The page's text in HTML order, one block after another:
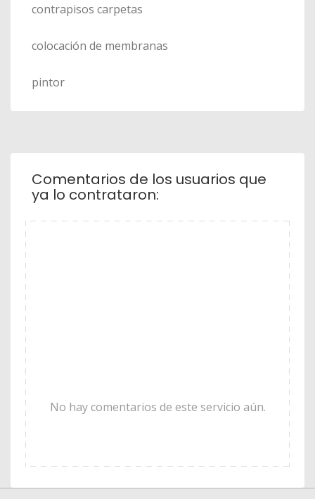
contrapisos carpetas
colocación de membranas
pintor
Comentarios de los usuarios que
ya lo contrataron:
No hay comentarios de este servicio aún.